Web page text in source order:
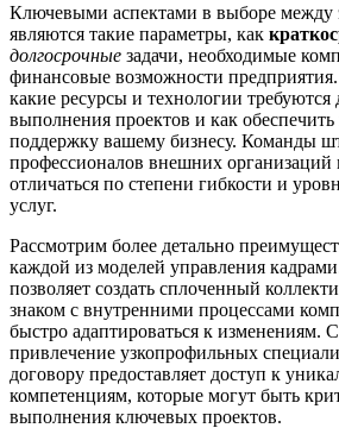
Ключевыми аспектами в выборе между
являются такие параметры, как
долгосрочные задачи, необходимые
финансовые возможности
какие ресурсы и технологии требуются
выполнения проектов и как
поддержку вашему бизнесу. Команды
профессионалов внешних организаций
отличаться по степени гибкости и
услуг.
Рассмотрим более детально
каждой из моделей управления
позволяет создать сплоченный
знаком с внутренними процессами
быстро адаптироваться к изменениям.
привлечение узкопрофильных
договору предоставляет доступ к
компетенциям, которые могут быть
выполнения ключевых проектов.